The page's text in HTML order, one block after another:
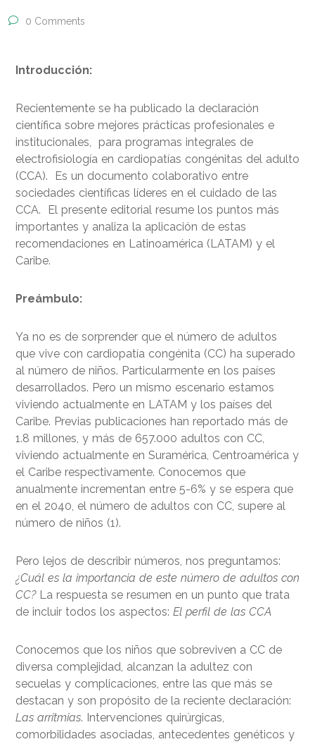
0 Comments
Introducción:
Recientemente se ha publicado la declaración
científica sobre mejores prácticas profesionales e
institucionales, para programas integrales de
electrofisiología en cardiopatías congénitas del adulto
(CCA). Es un documento colaborativo entre
sociedades científicas líderes en el cuidado de las
CCA. El presente editorial resume los puntos más
importantes y analiza la aplicación de estas
recomendaciones en Latinoamérica (LATAM) y el
Caribe.
Preámbulo:
Ya no es de sorprender que el número de adultos
que vive con cardiopatía congénita (CC) ha superado
al número de niños. Particularmente en los países
desarrollados. Pero un mismo escenario estamos
viviendo actualmente en LATAM y los países del
Caribe. Previas publicaciones han reportado más de
1.8 millones, y más de 657.000 adultos con CC,
viviendo actualmente en Suramérica, Centroamérica y
el Caribe respectivamente. Conocemos que
anualmente incrementan entre 5-6% y se espera que
en el 2040, el número de adultos con CC, supere al
número de niños (1).
Pero lejos de describir números, nos preguntamos:
¿Cuál es la importancia de este número de adultos con
CC?La respuesta se resumen en un punto que trata
de incluir todos los aspectos: El perfil de las CCA
Conocemos que los niños que sobreviven a CC de
diversa complejidad, alcanzan la adultez con
secuelas y complicaciones, entre las que más se
destacan y son propósito de la reciente declaración:
Las arritmias. Intervenciones quirúrgicas,
comorbilidades asociadas, antecedentes genéticos y